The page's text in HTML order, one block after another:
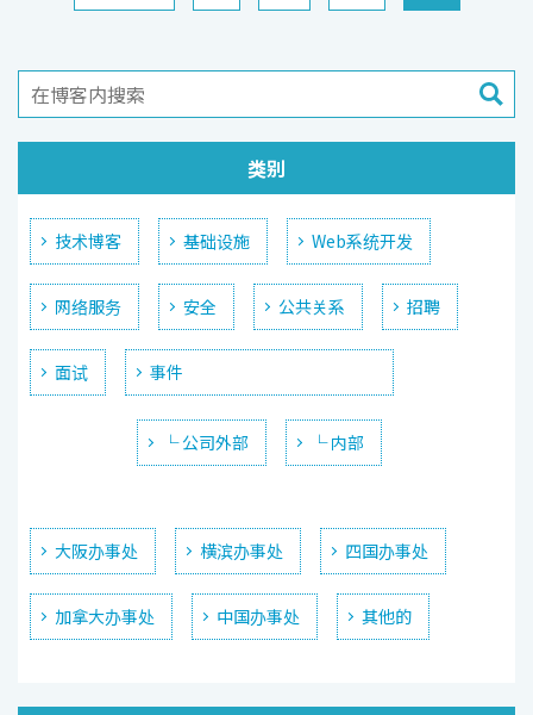
类别
技术博客 基础设施 Web系统开发
网络服务 安全 公共关系 招聘
面试 事件
└ 公司外部 └ 内部
大阪办事处 横滨办事处 四国办事处
加拿大办事处 中国办事处 其他的